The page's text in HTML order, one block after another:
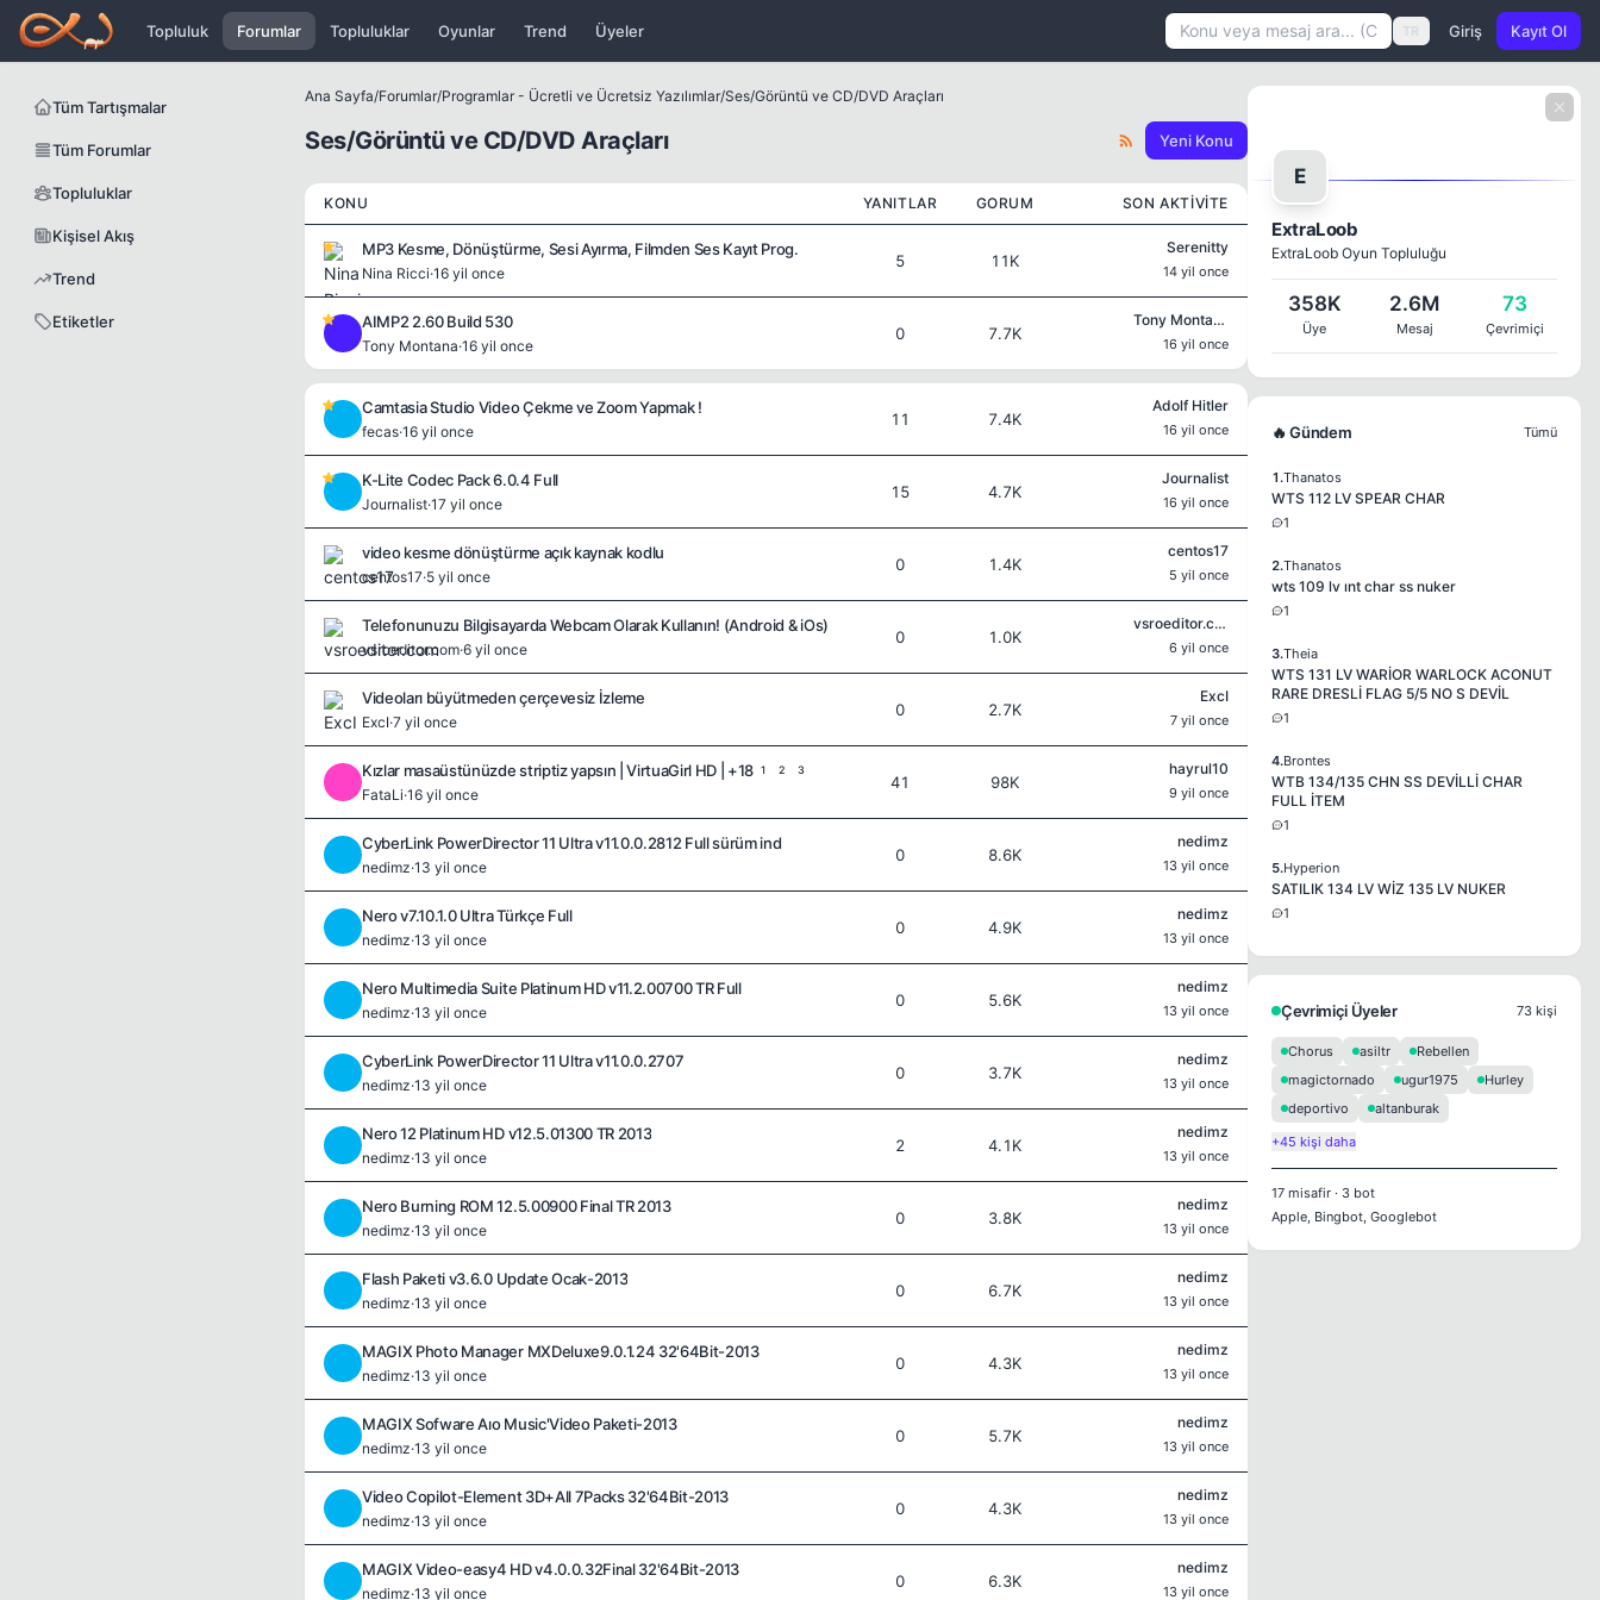
Icerige atla
Topluluk Forumlar Topluluklar Oyunlar Trend Üyeler TR Giriş Kayıt Ol
Tüm Tartışmalar
Tüm Forumlar
Topluluklar
Kişisel Akış
Trend
Etiketler
Ana Sayfa/Forumlar/Programlar - Ücretli ve Ücretsiz Yazılımlar/Ses/Görüntü ve CD/DVD Araçları
Ses/Görüntü ve CD/DVD Araçları Yeni Konu
KONU YANITLAR GORUM SON AKTIVITE
MP3 Kesme, Dönüştürme, Sesi Ayırma, Filmden Ses Kayıt Prog.
Nina Ricci·16 yil once
5 11K
Serenitty
14 yil once
AIMP2 2.60 Build 530
Tony Montana·16 yil once
0 7.7K
Tony Montana
16 yil once
Camtasia Studio Video Çekme ve Zoom Yapmak !
fecas·16 yil once
11 7.4K
Adolf Hitler
16 yil once
K-Lite Codec Pack 6.0.4 Full
Journalist·17 yil once
15 4.7K
Journalist
16 yil once
video kesme dönüştürme açık kaynak kodlu
centos17·5 yil once
0 1.4K
centos17
5 yil once
Telefonunuzu Bilgisayarda Webcam Olarak Kullanın! (Android & iOs)
vsroeditor.com·6 yil once
0 1.0K
vsroeditor.com
6 yil once
Videoları büyütmeden çerçevesiz İzleme
ExcI·7 yil once
0 2.7K
ExcI
7 yil once
Kızlar masaüstünüzde striptiz yapsın | VirtuaGirl HD | +18 1 2 3
FataLi·16 yil once
41 98K
hayrul10
9 yil once
CyberLink PowerDirector 11 Ultra v11.0.0.2812 Full sürüm ind
nedimz·13 yil once
0 8.6K
nedimz
13 yil once
Nero v7.10.1.0 Ultra Türkçe Full
nedimz·13 yil once
0 4.9K
nedimz
13 yil once
Nero Multimedia Suite Platinum HD v11.2.00700 TR Full
nedimz·13 yil once
0 5.6K
nedimz
13 yil once
CyberLink PowerDirector 11 Ultra v11.0.0.2707
nedimz·13 yil once
0 3.7K
nedimz
13 yil once
Nero 12 Platinum HD v12.5.01300 TR 2013
nedimz·13 yil once
2 4.1K
nedimz
13 yil once
Nero Burning ROM 12.5.00900 Final TR 2013
nedimz·13 yil once
0 3.8K
nedimz
13 yil once
Flash Paketi v3.6.0 Update Ocak-2013
nedimz·13 yil once
0 6.7K
nedimz
13 yil once
MAGIX Photo Manager MXDeluxe9.0.1.24 32'64Bit-2013
nedimz·13 yil once
0 4.3K
nedimz
13 yil once
MAGIX Sofware Aıo Music'Video Paketi-2013
nedimz·13 yil once
0 5.7K
nedimz
13 yil once
Video Copilot-Element 3D+All 7Packs 32'64Bit-2013
nedimz·13 yil once
0 4.3K
nedimz
13 yil once
MAGIX Video-easy4 HD v4.0.0.32Final 32'64Bit-2013
nedimz·13 yil once
0 6.3K
nedimz
13 yil once
E
ExtraLoob
ExtraLoob Oyun Topluluğu
358K
Üye
2.6M
Mesaj
73
Çevrimiçi
🔥 Gündem Tümü
1.Thanatos
WTS 112 LV SPEAR CHAR
1
2.Thanatos
wts 109 lv ınt char ss nuker
1
3.Theia
WTS 131 LV WARİOR WARLOCK ACONUT
RARE DRESLİ FLAG 5/5 NO S DEVİL
1
4.Brontes
WTB 134/135 CHN SS DEVİLLİ CHAR
FULL İTEM
1
5.Hyperion
SATILIK 134 LV WİZ 135 LV NUKER
1
Çevrimiçi Üyeler 73 kişi
Chorus asiltr
Rebellen
magictornado
ugur1975
Hurley
deportivo
altanburak
+45 kişi daha
17 misafir · 3 bot
Apple, Bingbot, Googlebot